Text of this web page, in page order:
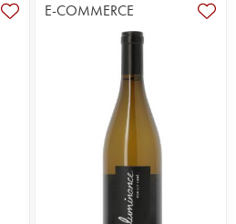
E-COMMERCE